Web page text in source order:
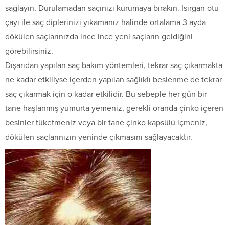
sağlayın. Durulamadan saçınızı kurumaya bırakın. Isırgan otu
çayı ile saç diplerinizi yıkamanız halinde ortalama 3 ayda
dökülen saçlarınızda ince ince yeni saçların geldiğini
görebilirsiniz.
Dışarıdan yapılan saç bakım yöntemleri, tekrar saç çıkarmakta
ne kadar etkiliyse içerden yapılan sağlıklı beslenme de tekrar
saç çıkarmak için o kadar etkilidir. Bu sebeple her gün bir
tane haşlanmış yumurta yemeniz, gerekli oranda çinko içeren
besinler tüketmeniz veya bir tane çinko kapsülü içmeniz,
dökülen saçlarınızın yeninde çıkmasını sağlayacaktır.